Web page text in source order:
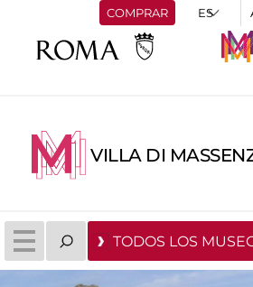
COMPRAR
VILLA DI
TODOS LOS